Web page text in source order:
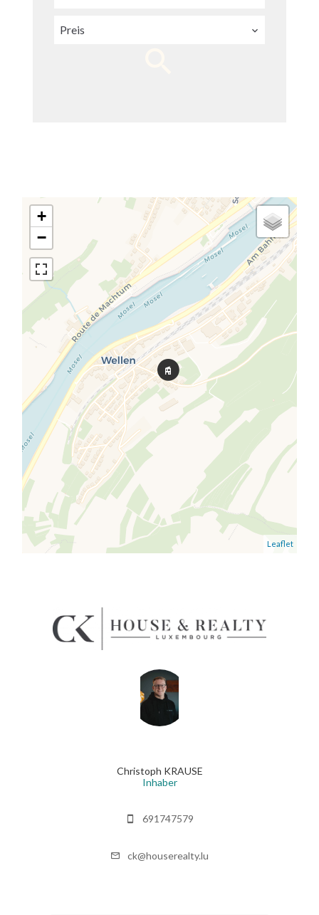
Preis
+
−
Leaflet
Christoph KRAUSE
Inhaber
691747579
ck@houserealty.lu